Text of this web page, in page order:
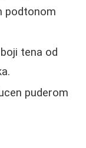
podtonom
tena od
puderom